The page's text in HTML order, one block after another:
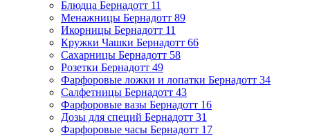
Блюдца Бернадотт 11
Менажницы Бернадотт 89
Икорницы Бернадотт 11
Кружки Чашки Бернадотт 66
Сахарницы Бернадотт 58
Розетки Бернадотт 49
Фарфоровые ложки и лопатки Бернадотт 34
Салфетницы Бернадотт 43
Фарфоровые вазы Бернадотт 16
Дозы для специй Бернадотт 31
Фарфоровые часы Бернадотт 17